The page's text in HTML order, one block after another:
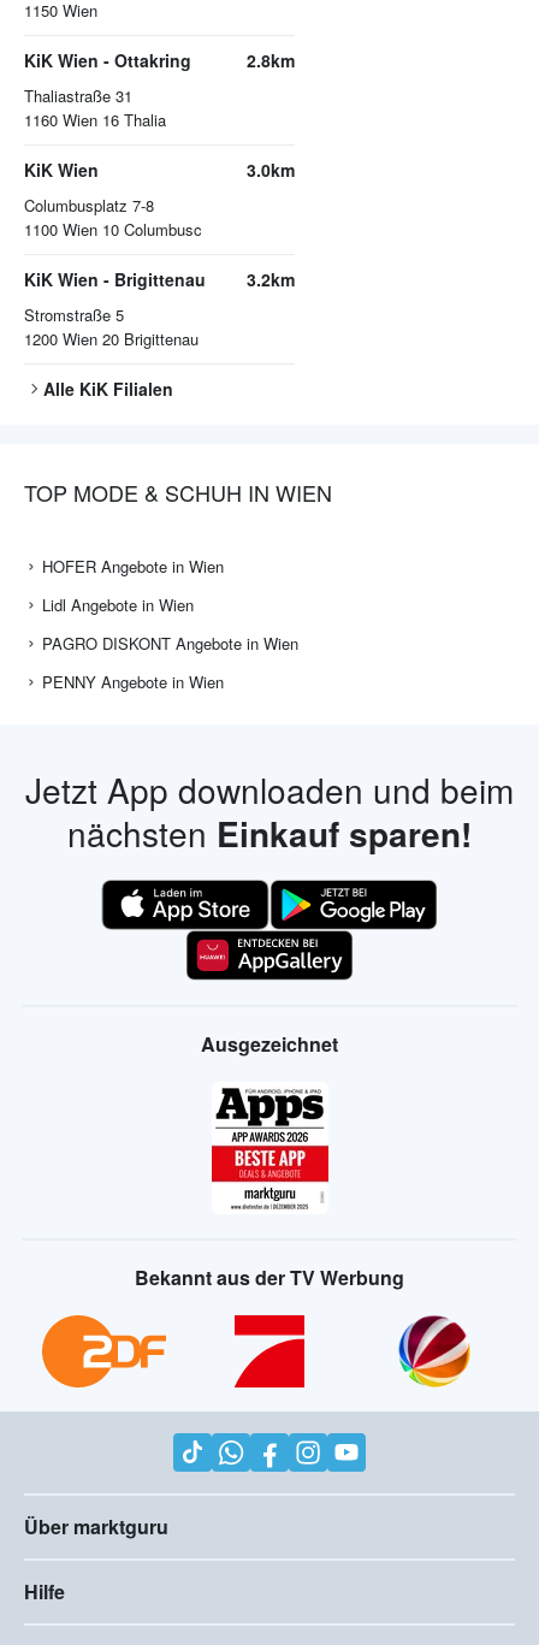
1150 Wien
KiK Wien - Ottakring
Thaliastraße 31
1160 Wien 16 Thalia
2.8km
KiK Wien
Columbusplatz 7-8
1100 Wien 10 Columbusc
3.0km
KiK Wien - Brigittenau
Stromstraße 5
1200 Wien 20 Brigittenau
3.2km
Alle KiK Filialen
TOP MODE & SCHUH IN WIEN
HOFER Angebote in Wien
Lidl Angebote in Wien
PAGRO DISKONT Angebote in Wien
PENNY Angebote in Wien
Jetzt App downloaden und beim
nächsten Einkauf sparen!
Ausgezeichnet
Bekannt aus der TV Werbung
Über marktguru
Hilfe